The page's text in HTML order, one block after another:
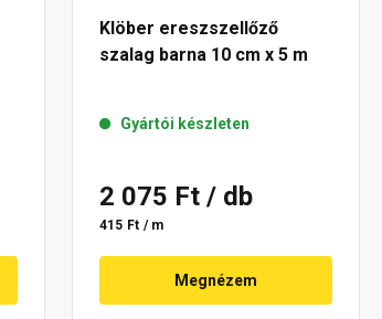
Klöber ereszszellőző
szalag barna 10 cm x 5 m
Gyártói készleten
2 075 Ft / db
415 Ft / m
Megnézem